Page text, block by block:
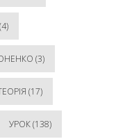
(4)
(3)
(17)
УРОК(138)